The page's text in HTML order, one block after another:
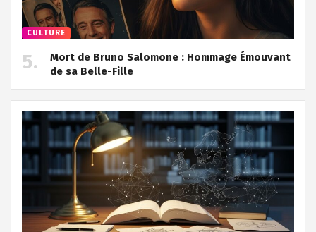
CULTURE
Mort de Bruno Salomone : Hommage Émouvant
de sa Belle-Fille